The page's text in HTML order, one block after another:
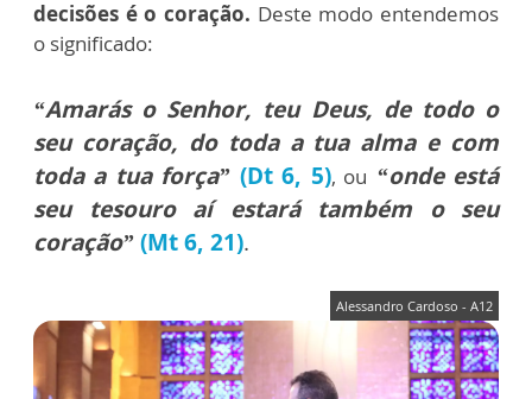
decisões é o coração. Deste modo entendemos
o significado:
“Amarás o Senhor, teu Deus, de todo o
seu coração, do toda a tua alma e com
toda a tua força” (Dt 6, 5), ou “onde está
seu tesouro aí estará também o seu
coração”(Mt 6, 21).
Alessandro Cardoso - A12